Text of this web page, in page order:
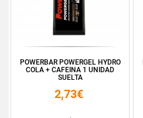
POWERBAR POWERGEL HYDRO
COLA + CAFEINA 1 UNIDAD
SUELTA
2,73€